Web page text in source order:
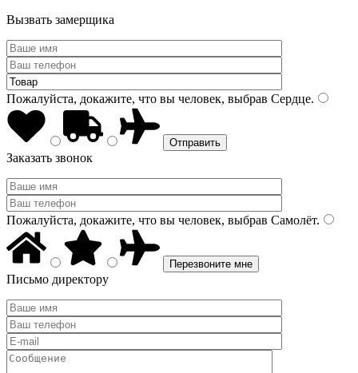
Вызвать замерщика
Пожалуйста, докажите, что вы человек, выбрав Сердце.
Заказать звонок
Пожалуйста, докажите, что вы человек, выбрав Самолёт.
Письмо директору